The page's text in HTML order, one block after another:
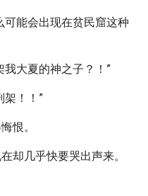
可能会出现在贫民窟这种
我大夏的神之子？！”
架！！”
恨。
却几乎快要哭出声来。